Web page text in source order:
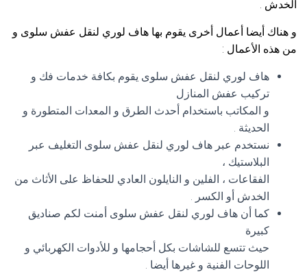
الخدش .
و هناك أيضا أعمال أخرى يقوم بها هاف لوري لنقل عفش سلوى و
من هذه الأعمال :
هاف لوري لنقل عفش سلوى يقوم بكافة خدمات فك و
تركيب عفش المنازل
و المكاتب باستخدام أحدث الطرق و المعدات المتطورة و
الحديثة .
نستخدم عبر هاف لوري لنقل عفش سلوى التغليف عبر
البلاستيك ،
الفقاعات ، الفلين و النايلون العادي للحفاظ على الأثاث من
الخدش أو الكسر .
كما أن هاف لوري لنقل عفش سلوى أمنت لكم صناديق
كبيرة
حيث تتسع للشاشات بكل أحجامها و للأدوات الكهربائي و
اللوحات الفنية و غيرها أيضا .